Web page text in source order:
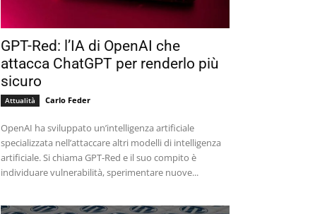
GPT-Red: l’IA di OpenAI che
attacca ChatGPT per renderlo più
sicuro
Attualità Carlo Feder
OpenAI ha sviluppato un’intelligenza artificiale
specializzata nell’attaccare altri modelli di intelligenza
artificiale. Si chiama GPT-Red e il suo compito è
individuare vulnerabilità, sperimentare nuove...